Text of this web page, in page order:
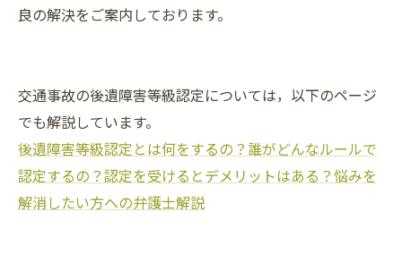
良の解決をご案内しております。
交通事故の後遺障害等級認定については，以下のページ
でも解説しています。
後遺障害等級認定とは何をするの？誰がどんなルールで
認定するの？認定を受けるとデメリットはある？悩みを
解消したい方への弁護士解説